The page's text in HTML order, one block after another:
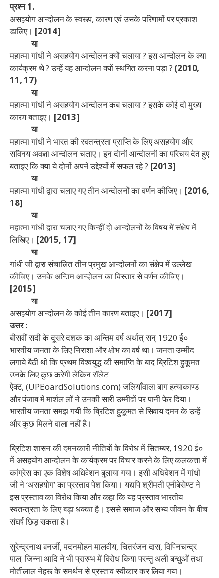
प्रश्न 1.
असहयोग आन्दोलन के स्वरूप, कारण एवं उसके परिणामों पर प्रकाश
डालिए। [2014]
या
महात्मा गांधी ने असहयोग आन्दोलन क्यों चलाया ? इस आन्दोलन के क्या
कार्यक्रम थे ? उन्हें यह आन्दोलन क्यों स्थगित करना पड़ा ? (2010,
11, 17)
या
महात्मा गांधी ने असहयोग आन्दोलन कब चलाया ? इसके कोई दो मुख्य
कारण बताइए। [2013]
या
महात्मा गांधी ने भारत की स्वतन्त्रता प्राप्ति के लिए असहयोग और
सविनय अवज्ञा आन्दोलन चलाए। इन दोनों आन्दोलनों का परिचय देते हुए
बताइए कि क्या ये दोनों अपने उद्देश्यों में सफल रहे ? [2013]
या
महात्मा गांधी द्वारा चलाए गए तीन आन्दोलनों का वर्णन कीजिए। [2016,
18]
या
महात्मा गांधी द्वारा चलाए गए किन्हीं दो आन्दोलनों के विषय में संक्षेप में
लिखिए। [2015, 17]
या
गांधी जी द्वारा संचालित तीन प्रमुख आन्दोलनों का संक्षेप में उल्लेख
कीजिए। उनके अन्तिम आन्दोलन का विस्तार से वर्णन कीजिए।
[2015]
या
असहयोग आन्दोलन के कोई तीन कारण बताइए। [2017]
उत्तर :
बीसवीं सदी के दूसरे दशक का अन्तिम वर्ष अर्थात् सन् 1920 ई०
भारतीय जनता के लिए निराशा और क्षोभ का वर्ष था। जनता उम्मीद
लगाये बैठी थी कि प्रथम विश्वयुद्ध की समाप्ति के बाद ब्रिटिश हुकूमत
उनके लिए कुछ करेगी लेकिन रॉलेट
ऐक्ट, (UPBoardSolutions.com) जलियाँवाला बाग हत्याकाण्ड
और पंजाब में मार्शल लॉ ने उनकी सारी उम्मीदों पर पानी फेर दिया।
भारतीय जनता समझ गयी कि ब्रिटिश हुकूमत से सिवाय दमन के उन्हें
और कुछ मिलने वाला नहीं है।
ब्रिटिश शासन की दमनकारी नीतियों के विरोध में सितम्बर, 1920 ई०
में असहयोग आन्दोलन के कार्यक्रम पर विचार करने के लिए कलकत्ता में
कांग्रेस का एक विशेष अधिवेशन बुलाया गया। इसी अधिवेशन में गांधी
जी ने ‘असहयोग’ का प्रस्ताव पेश किया। यद्यपि श्रीमती एनीबेसेण्ट ने
इस प्रस्ताव का विरोध किया और कहा कि यह प्रस्ताव भारतीय
स्वतन्त्रता के लिए बड़ा धक्का है। इससे समाज और सभ्य जीवन के बीच
संघर्ष छिड़ सकता है।
सुरेन्द्रनाथ बनर्जी, मदनमोहन मालवीय, चितरंजन दास, विपिनचन्द्र
पाल, जिन्ना आदि ने भी प्रारम्भ में विरोध किया परन्तु अली बन्धुओं तथा
मोतीलाल नेहरू के समर्थन से प्रस्ताव स्वीकार कर लिया गया।